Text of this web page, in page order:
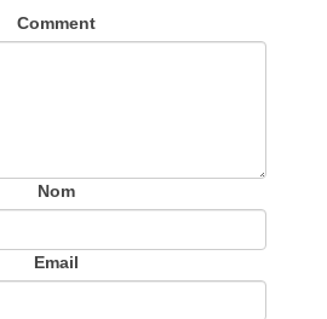
Comment
Nom
Email